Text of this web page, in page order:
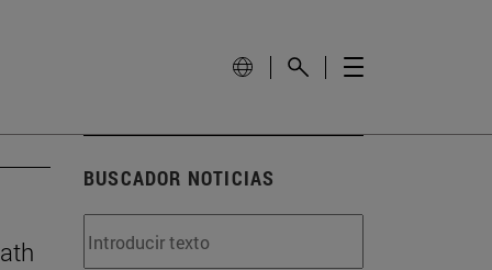
BUSCADOR NOTICIAS